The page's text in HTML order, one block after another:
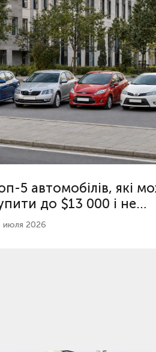
5 автомобілів, які
до $13 000 і не
июля 2026